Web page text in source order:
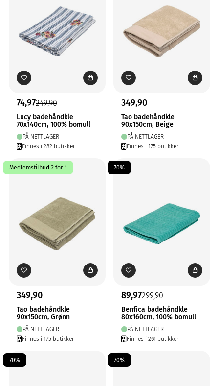
74,97249,90
Lucy badehåndkle
70x140cm, 100% bomull
PÅ NETTLAGER
Finnes i 282 butikker
349,90
Tao badehåndkle
90x150cm, Beige
PÅ NETTLAGER
Finnes i 175 butikker
Medlemstilbud 2 for 1
349,90
Tao badehåndkle
90x150cm, Grønn
PÅ NETTLAGER
Finnes i 175 butikker
70%
89,97299,90
Benfica badehåndkle
80x160cm, 100% bomull
PÅ NETTLAGER
Finnes i 261 butikker
70% 70%